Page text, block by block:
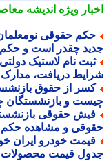
ویژهاندیشه معاصر
چقدر است و حکم
دریافت، مدارک و
و بازنشستگان
حقوقی
و مشاهده حکم
قیمت محصولات